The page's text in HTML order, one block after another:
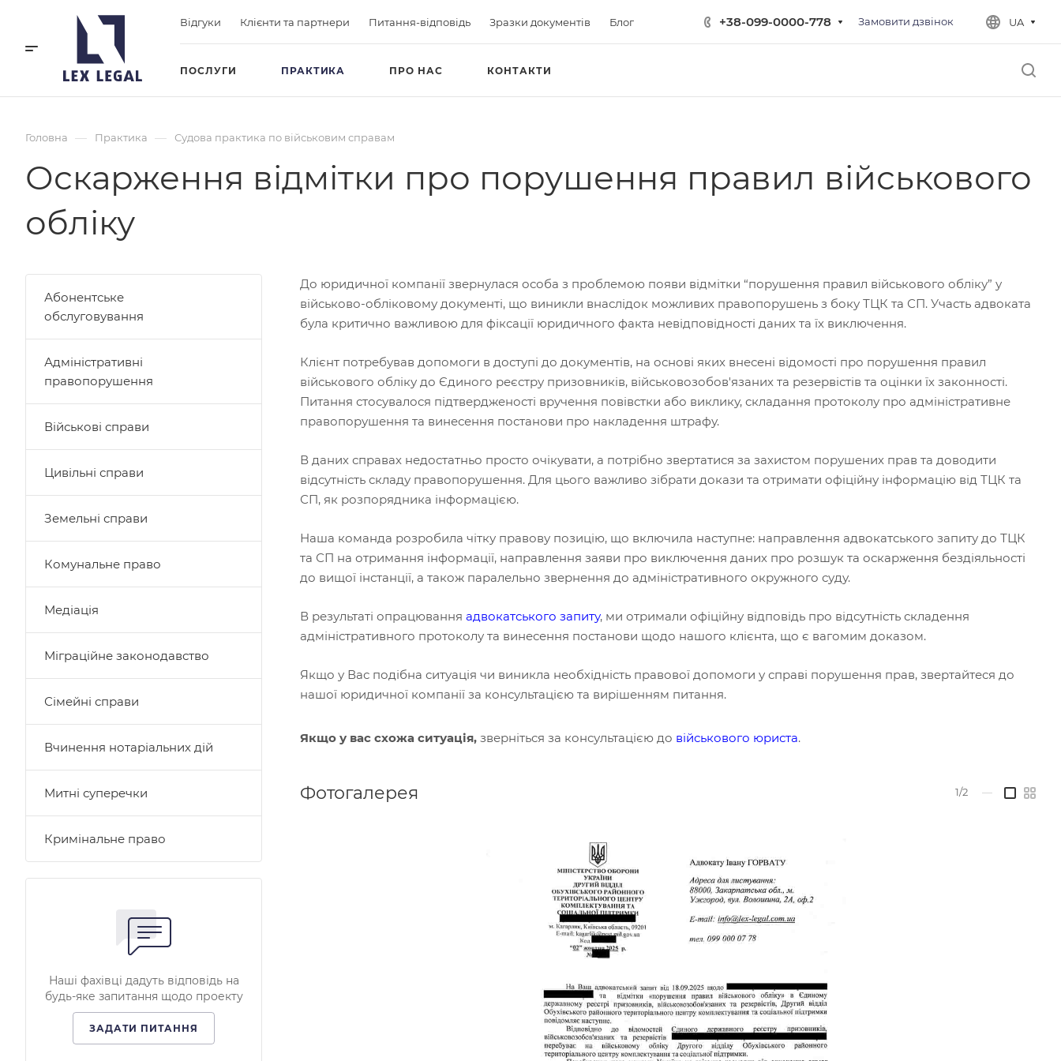
Відгуки Клієнти та партнери Питання-відповідь Зразки документів Блог +38-099-0000-778 Замовити дзвінок UA
ПОСЛУГИ ПРАКТИКА ПРО НАС КОНТАКТИ
Головна — Практика — Судова практика по військовим справам
Оскарження відмітки про порушення правил військового
обліку
До юридичної компанії звернулася особа з проблемою появи відмітки “порушення правил військового обліку” у
військово-обліковому документі, що виникли внаслідок можливих правопорушень з боку ТЦК та СП. Участь адвоката
була критично важливою для фіксації юридичного факта невідповідності даних та їх виключення.
Клієнт потребував допомоги в доступі до документів, на основі яких внесені відомості про порушення правил
військового обліку до Єдиного реєстру призовників, військовозобов'язаних та резервістів та оцінки їх законності.
Питання стосувалося підтвердженості вручення повівстки або виклику, складання протоколу про адміністративне
правопорушення та винесення постанови про накладення штрафу.
В даних справах недостатньо просто очікувати, а потрібно звертатися за захистом порушених прав та доводити
відсутність складу правопорушення. Для цього важливо зібрати докази та отримати офіційну інформацію від ТЦК та
СП, як розпорядника інформацією.
Наша команда розробила чітку правову позицію, що включила наступне: направлення адвокатського запиту до ТЦК
та СП на отримання інформації, направлення заяви про виключення даних про розшук та оскарження бездіяльності
до вищої інстанції, а також паралельно звернення до адміністративного окружного суду.
В результаті опрацювання адвокатського запиту, ми отримали офіційну відповідь про відсутність складення
адміністративного протоколу та винесення постанови щодо нашого клієнта, що є вагомим доказом.
Якщо у Вас подібна ситуація чи виникла необхідність правової допомоги у справі порушення прав, звертайтеся до
нашої юридичної компанії за консультацією та вирішенням питання.
Якщо у вас схожа ситуація, зверніться за консультацією до військового юриста.
Фотогалерея 1/2 —
Абонентське
обслуговування
Адміністративні
правопорушення
Військові справи
Цивільні справи
Земельні справи
Комунальне право
Медіація
Міграційне законодавство
Сімейні справи
Вчинення нотаріальних дій
Митні суперечки
Кримінальне право
Наші фахівці дадуть відповідь на
будь-яке запитання щодо проекту
ЗАДАТИ ПИТАННЯ